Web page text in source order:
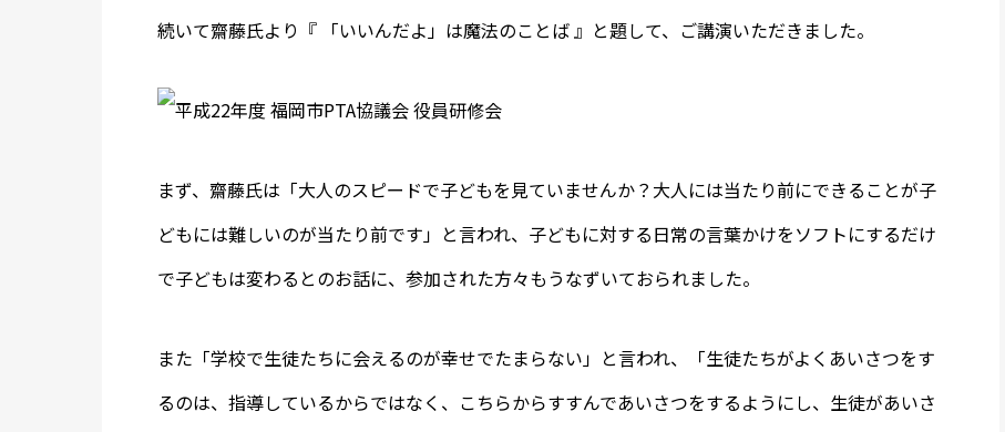
続いて齋藤氏より『 「いいんだよ」は魔法のことば 』と題して、ご講演いただきました。
まず、齋藤氏は「大人のスピードで子どもを見ていませんか？大人には当たり前にできることが子
どもには難しいのが当たり前です」と言われ、子どもに対する日常の言葉かけをソフトにするだけ
で子どもは変わるとのお話に、参加された方々もうなずいておられました。
また「学校で生徒たちに会えるのが幸せでたまらない」と言われ、「生徒たちがよくあいさつをす
るのは、指導しているからではなく、こちらからすすんであいさつをするようにし、生徒があいさ